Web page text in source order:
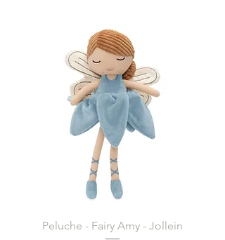
Peluche - Fairy Amy - Jollein